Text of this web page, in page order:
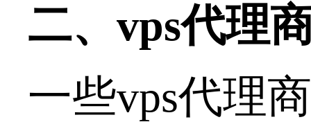
二、vps代理
一些vps代理